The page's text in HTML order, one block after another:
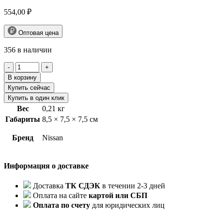
554,00 ₽
Оптовая цена
356 в наличии
Количество
товара
Фильтр
масляный
Nissan
15208-
9F60A
В корзину
Купить сейчас
Купить в один клик
Вес
0,21 кг
Габариты 8,5 × 7,5 × 7,5 см
Бренд Nissan
Информация о доставке
Доставка ТК СДЭК в течении 2-3 дней
Оплата на сайте картой или СБП
Оплата по счету для юридических лиц